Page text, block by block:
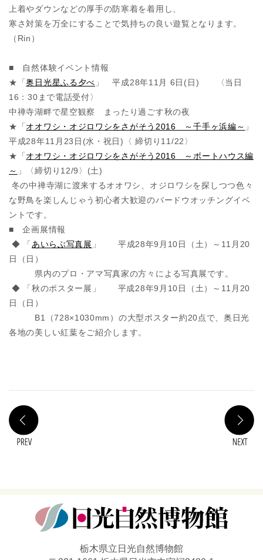
上着やダウンなどの厚手の防寒着を着用し、
寒さ対策を万全にすることで気持ちの良い遊覧となります。
（Rin）
■ 自然体験イベント情報
★「奥日光星ふる夕べ 」 平成28年11月 6日(日) 〈当日
16：30まで電話受付〉
中禅寺湖畔で星空観察 まったり過ごす秋の夜
★「 オオワシ・オジロワシをさがそう2016 ～千手ヶ浜編～ 」
平成28年11月23日(水・祝日)〈 締切り11/22〉
★「 オオワシ・オジロワシをさがそう2016 ～ボートハウス編
～ 」〈締切り12/9〉(土)
冬の中禅寺湖に渡来するオオワシ、オジロワシを探しつつ色々
な野鳥を楽しんじゃう初心者大歓迎のバードウオッチングイベ
ントです。
■ 企画展情報
◆ 「 あいらぶ写真展 」 平成28年9月10日（土）～11月20
日（日）
県内のプロ・アマ写真家の方々による写真展です。
◆ 「秋のポスター展」 平成28年9月10日（土）～11月20
日（日）
B1（728×1030mm）の大型ポスター約20点で、奥日光
各地の美しい紅葉をご紹介します。
栃木県立日光自然博物館